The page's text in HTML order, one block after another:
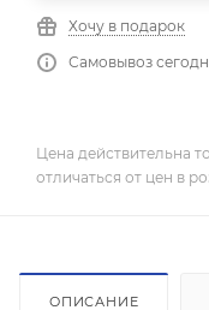
Хочу в подарок
Самовывоз
Цена действительна
отличаться от цен в
ОПИСАНИЕ